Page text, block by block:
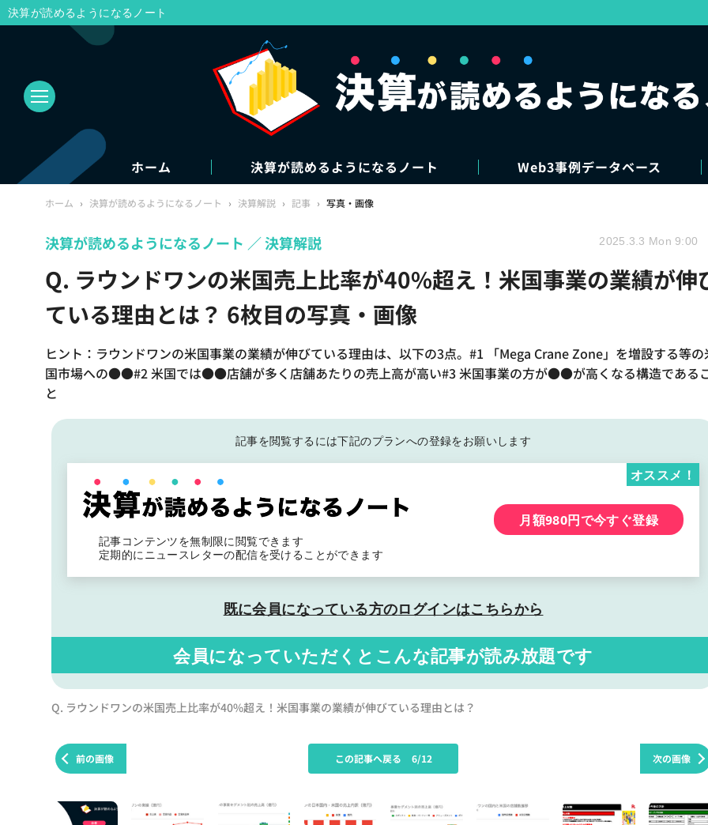
ホーム 決算が読めるようになるノート Web3事例データベース
ホーム › 決算が読めるようになるノート › 決算解説 › 記事 › 写真・画像
Q. ラウンドワンの米国売上比率が40%超え！米国事業の業績が伸
ている理由とは？ 6枚目の写真・画像
ヒント：ラウンドワンの米国事業の業績が伸びている理由は、以下の3点。#1 「Mega Crane Zone」を増設する等の
国市場への●●#2 米国では●●店舗が多く店舗あたりの売上高が高い#3 米国事業の方が●●が高くなる構造である
と
決算が読めるようになるノート 決算解説 2025.3.3 Mon 9:00
記事を閲覧するには下記のプランへの登録をお願いします
記事コンテンツを無制限に閲覧できます
定期的にニュースレターの配信を受けることができます
オススメ！
月額980円で今すぐ登録
既に会員になっている方のログインはこちらから
会員になっていただくと こんな記事が読み放題です
Q. ラウンドワンの米国売上比率が40%超え！米国事業の業績が伸びている理由とは？
前の画像 次の画像
この記事へ戻る 6/12
決算が読めるようになるノート